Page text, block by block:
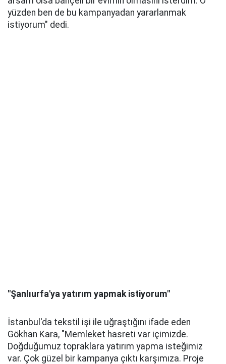
yüzden ben de bu kampanyadan yararlanmak
istiyorum" dedi.
"Şanlıurfa'ya yatırım yapmak istiyorum"
İstanbul'da tekstil işi ile uğraştığını ifade eden
Gökhan Kara, "Memleket hasreti var içimizde.
Doğduğumuz topraklara yatırım yapma isteğimiz
var. Çok güzel bir kampanya çıktı karşımıza. Proje